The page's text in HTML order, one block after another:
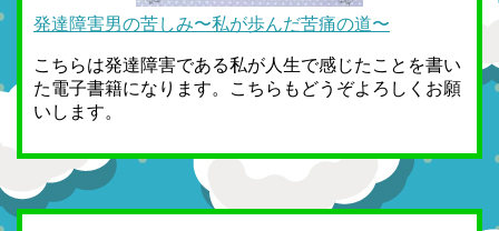
発達障害男の苦しみ〜私が歩んだ苦痛の道〜
こちらは発達障害である私が人生で感じたことを書い
た電子書籍になります。こちらもどうぞよろしくお願
いします。